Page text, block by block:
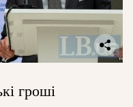
гроші